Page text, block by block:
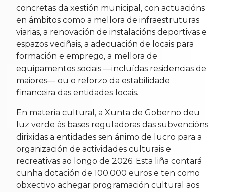
concretas da xestión municipal, con actuacións
en ámbitos como a mellora de infraestruturas
viarias, a renovación de instalacións deportivas e
espazos veciñais, a adecuación de locais para
formación e emprego, a mellora de
equipamentos sociais —incluídas residencias de
maiores— ou o reforzo da estabilidade
financeira das entidades locais.
En materia cultural, a Xunta de Goberno deu
luz verde ás bases reguladoras das subvencións
dirixidas a entidades sen ánimo de lucro para a
organización de actividades culturais e
recreativas ao longo de 2026. Esta liña contará
cunha dotación de 100.000 euros e ten como
obxectivo achegar programación cultural aos